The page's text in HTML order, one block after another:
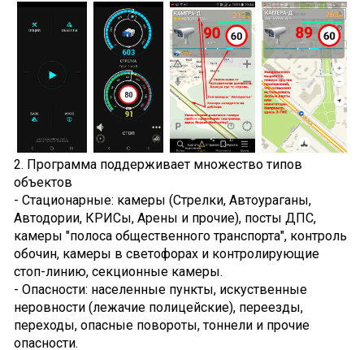
2. Программа поддерживает множество типов
объектов
- Стационарные: камеры (Стрелки, Автоураганы,
Автодории, КРИСы, Арены и прочие), посты ДПС,
камеры "полоса общественного транспорта", контроль
обочин, камеры в светофорах и контролирующие
стоп-линию, секционные камеры.
- Опасности: населенные пункты, искуственные
неровности (лежачие полицейские), переезды,
переходы, опасные повороты, тоннели и прочие
опасности.